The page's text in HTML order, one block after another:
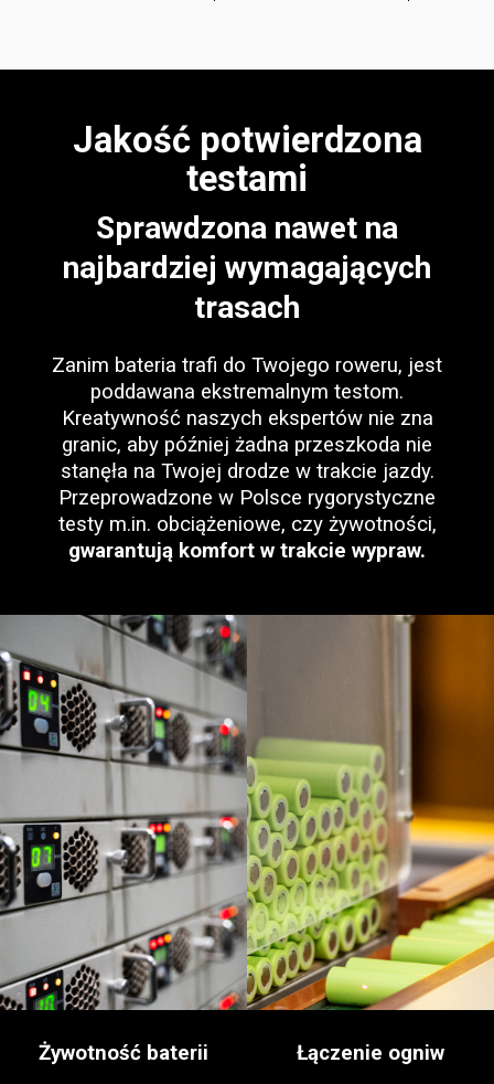
Jakość potwierdzona
testami
Sprawdzona nawet na
najbardziej wymagających
trasach
Zanim bateria trafi do Twojego roweru, jest
poddawana ekstremalnym testom.
Kreatywność naszych ekspertów nie zna
granic, aby później żadna przeszkoda nie
stanęła na Twojej drodze w trakcie jazdy.
Przeprowadzone w Polsce rygorystyczne
testy m.in. obciążeniowe, czy żywotności,
gwarantują komfort w trakcie wypraw.
Żywotność baterii Łączenie ogniw